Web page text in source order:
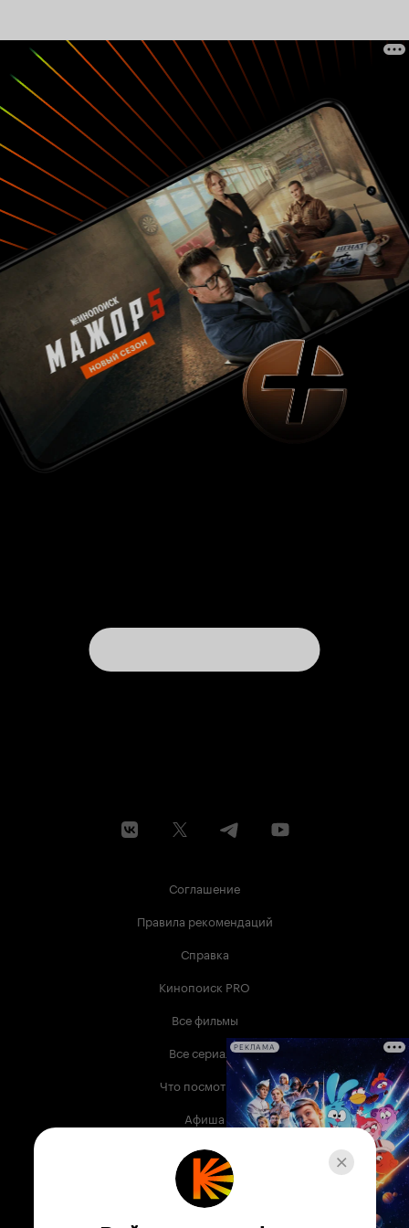
Соглашение
Правила рекомендаций
Справка
Кинопоиск PRO
Все фильмы
Все сериалы
Что посмотреть
Афиша
Музыка
Телепрограмма
РЕКЛАМА